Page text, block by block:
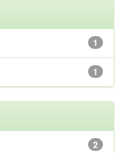
1
1
2